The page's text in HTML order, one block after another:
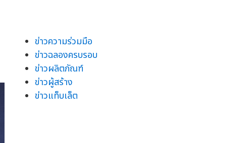
ข่าวความร่วมมือ
ข่าวฉลองครบรอบ
ข่าวผลิตภัณฑ์
ข่าวผู้สร้าง
ข่าวแท็บเล็ต